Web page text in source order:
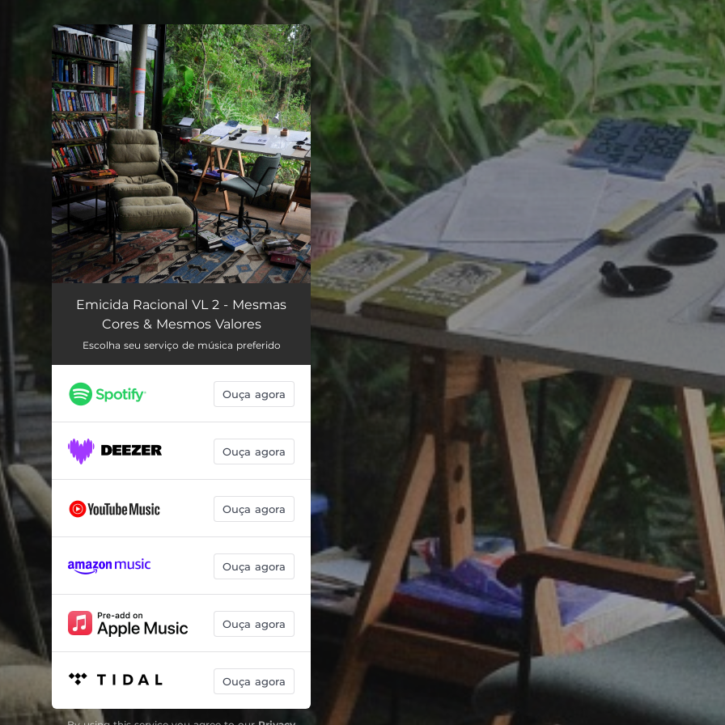
You're all set!
Emicida Racional VL 2 - Mesmas
Cores & Mesmos Valores
Escolha seu serviço de música preferido
Ouça agora
Ouça agora
Ouça agora
Ouça agora
Ouça agora
Ouça agora